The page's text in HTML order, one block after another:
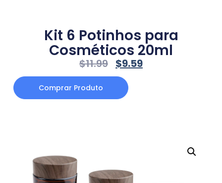
Kit 6 Potinhos para
Cosméticos 20ml
$11.99 $9.59
Comprar Produto